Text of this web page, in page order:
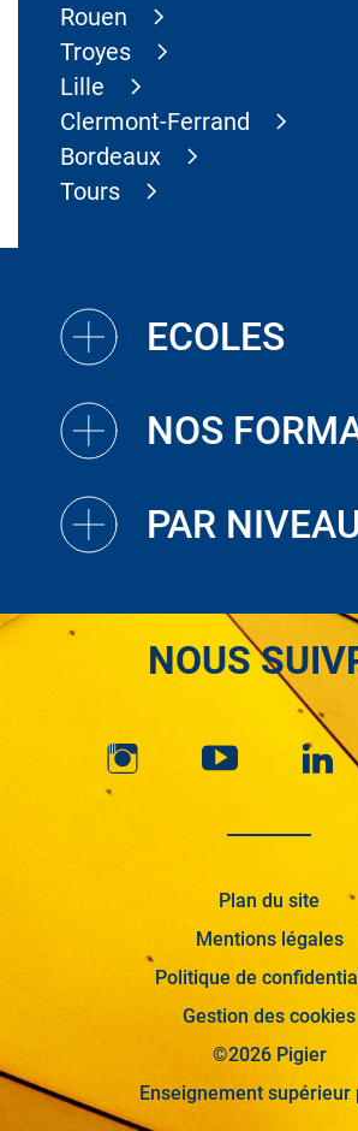
Rouen
Troyes
Lille
Clermont-Ferrand
Bordeaux
Tours
ECOLES
NOS
PAR NIVEAU
NOUS
Plan du site
Mentions légales
Politique de
Gestion des cookies
©2026 Pigier
Enseignement supérieur